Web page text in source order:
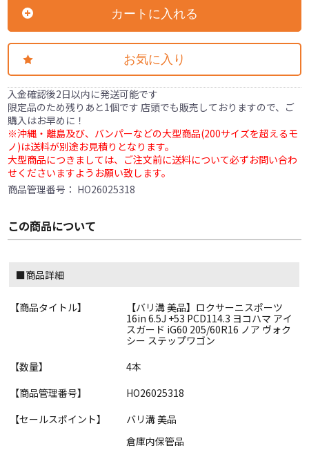
カートに入れる
お気に入り
入金確認後2日以内に発送可能です
限定品のため残りあと1個です 店頭でも販売しておりますので、ご
購入はお早めに！
※沖縄・離島及び、バンパーなどの大型商品(200サイズを超えるモ
ノ)は送料が別途お見積りとなります。
大型商品につきましては、ご注文前に送料について必ずお問い合わ
せくださいますようお願い致します。
商品管理番号： HO26025318
この商品について
■商品詳細
【商品タイトル】
【バリ溝 美品】ロクサーニスポーツ
16in 6.5J +53 PCD114.3 ヨコハマ アイ
スガード iG60 205/60R16 ノア ヴォク
シー ステップワゴン
【数量】
4本
【商品管理番号】
HO26025318
【セールスポイント】
バリ溝 美品
倉庫内保管品